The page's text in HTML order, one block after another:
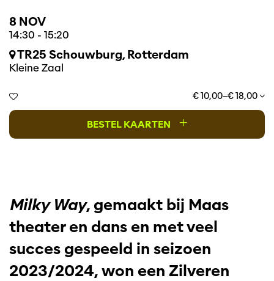
8 NOV
14:30 - 15:20
TR25 Schouwburg, Rotterdam
Kleine Zaal
€ 10,00–€ 18,00
BESTEL KAARTEN +
Milky Way, gemaakt bij Maas
theater en dans en met veel
succes gespeeld in seizoen
2023/2024, won een Zilveren